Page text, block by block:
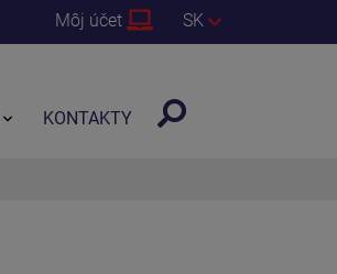
Môj účet SK
KONTAKTY